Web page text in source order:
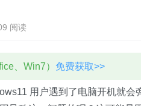
阅读
、Win7） 免费获取>>
用户遇到了电脑开机就会